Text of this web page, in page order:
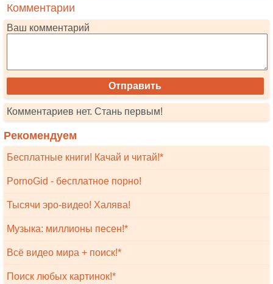
Комментарии
Ваш комментарий
Комментариев нет. Стань первым!
Рекомендуем
Бесплатные книги! Качай и читай!*
PornoGid - бесплатное порно!
Тысячи эро-видео! Халява!
Музыка: миллионы песен!*
Всё видео мира + поиск!*
Поиск любых картинок!*